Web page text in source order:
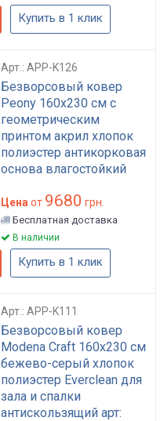
Купить в 1 клик
Арт.: APP-K126
Безворсовый ковер
Peony 160x230 см с
геометрическим
принтом акрил хлопок
полиэстер антикорковая
основа влагостойкий
K126
Цена от 9680 грн.
Бесплатная доставка
В наличии
Купить в 1 клик
Арт.: APP-K111
Безворсовый ковер
Modena Craft 160x230 см
бежево-серый хлопок
полиэстер Everclean для
зала и спалки
антискользящий арт: